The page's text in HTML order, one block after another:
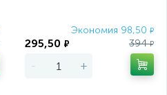
Экономия 98,50 ₽
295,50 ₽ 394₽
- +